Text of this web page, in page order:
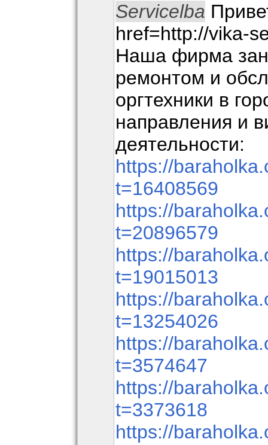
Servicelba
href=http://vika-
Наша фирма
ремонтом и
оргтехники в
направления и
деятельности:
https://
t=16408569
https://
t=20896579
https://
t=19015013
https://
t=13254026
https://
t=3574647
https://
t=3373618
https://